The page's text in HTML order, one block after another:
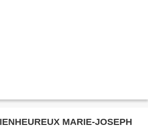
MARIE-JOSEPH